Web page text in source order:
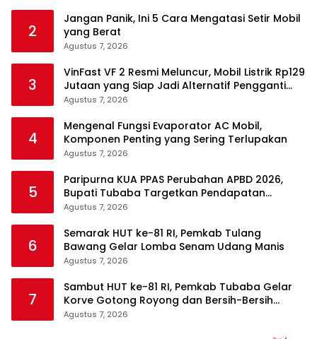
2
Jangan Panik, Ini 5 Cara Mengatasi Setir Mobil
yang Berat
Agustus 7, 2026
3
VinFast VF 2 Resmi Meluncur, Mobil Listrik Rp129
Jutaan yang Siap Jadi Alternatif Pengganti
Motor
Agustus 7, 2026
4
Mengenal Fungsi Evaporator AC Mobil,
Komponen Penting yang Sering Terlupakan
Agustus 7, 2026
5
Paripurna KUA PPAS Perubahan APBD 2026,
Bupati Tubaba Targetkan Pendapatan
Daerah Rp820,3 Miliar
Agustus 7, 2026
6
Semarak HUT ke-81 RI, Pemkab Tulang
Bawang Gelar Lomba Senam Udang Manis
Agustus 7, 2026
7
Sambut HUT ke-81 RI, Pemkab Tubaba Gelar
Korve Gotong Royong dan Bersih-Bersih
Serentak
Agustus 7, 2026